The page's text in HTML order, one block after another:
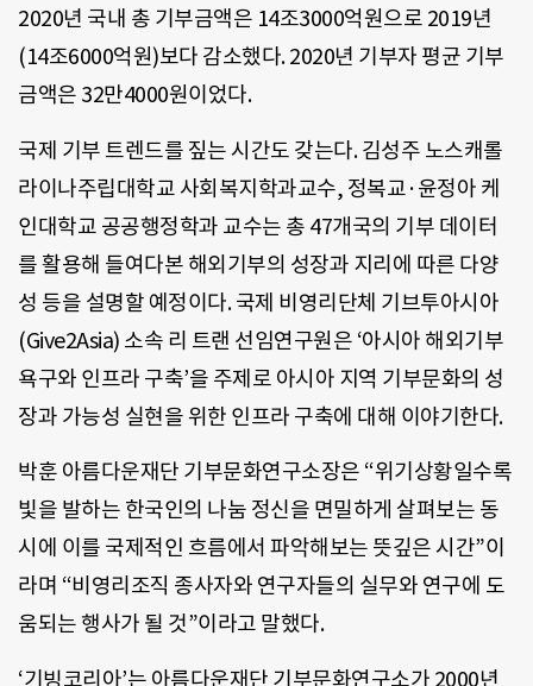
2020년 국내 총 기부금액은 14조3000억원으로 2019년
(14조6000억원)보다 감소했다. 2020년 기부자 평균 기부
금액은 32만4000원이었다.
국제 기부 트렌드를 짚는 시간도 갖는다. 김성주 노스캐롤
라이나주립대학교 사회복지학과교수, 정복교·윤정아 케
인대학교 공공행정학과 교수는 총 47개국의 기부 데이터
를 활용해 들여다본 해외기부의 성장과 지리에 따른 다양
성 등을 설명할 예정이다. 국제 비영리단체 기브투아시아
(Give2Asia) 소속 리 트랜 선임연구원은 ‘아시아 해외기부
욕구와 인프라 구축’을 주제로 아시아 지역 기부문화의 성
장과 가능성 실현을 위한 인프라 구축에 대해 이야기한다.
박훈 아름다운재단 기부문화연구소장은 “위기상황일수록
빛을 발하는 한국인의 나눔 정신을 면밀하게 살펴보는 동
시에 이를 국제적인 흐름에서 파악해보는 뜻깊은 시간”이
라며 “비영리조직 종사자와 연구자들의 실무와 연구에 도
움되는 행사가 될 것”이라고 말했다.
‘기빙코리아’는 아름다운재단 기부문화연구소가 2000년